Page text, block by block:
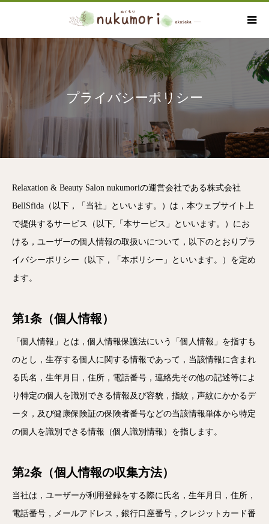
プライバシーポリシー
Relaxation & Beauty Salon nukumoriの運営会社である株式会社
BellSfida（以下，「当社」といいます。）は，本ウェブサイト上
で提供するサービス（以下,「本サービス」といいます。）にお
ける，ユーザーの個人情報の取扱いについて，以下のとおりプラ
イバシーポリシー（以下，「本ポリシー」といいます。）を定め
ます。
第1条（個人情報）
「個人情報」とは，個人情報保護法にいう「個人情報」を指すも
のとし，生存する個人に関する情報であって，当該情報に含まれ
る氏名，生年月日，住所，電話番号，連絡先その他の記述等によ
り特定の個人を識別できる情報及び容貌，指紋，声紋にかかるデ
ータ，及び健康保険証の保険者番号などの当該情報単体から特定
の個人を識別できる情報（個人識別情報）を指します。
第2条（個人情報の収集方法）
当社は，ユーザーが利用登録をする際に氏名，生年月日，住所，
電話番号，メールアドレス，銀行口座番号，クレジットカード番